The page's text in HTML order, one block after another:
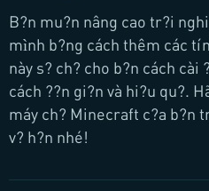
B?n mu?n nâng cao tr?i
mình b?ng cách thêm các
này s? ch? cho b?n cách cài
cách ??n gi?n và hi?u qu?.
máy ch? Minecraft c?a b?n
v? h?n nhé!